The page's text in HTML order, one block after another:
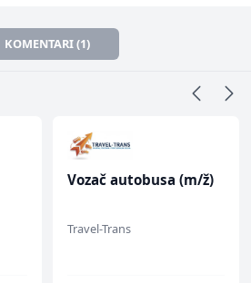
KOMENTARI (1)
Vozač autobusa (m/ž)
Travel-Trans